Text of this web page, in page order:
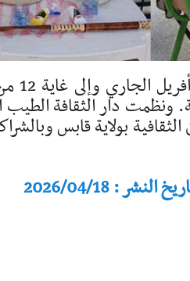
عاشت
ونظمت دار الثقافة
بولاية قابس
: 2026/04/18